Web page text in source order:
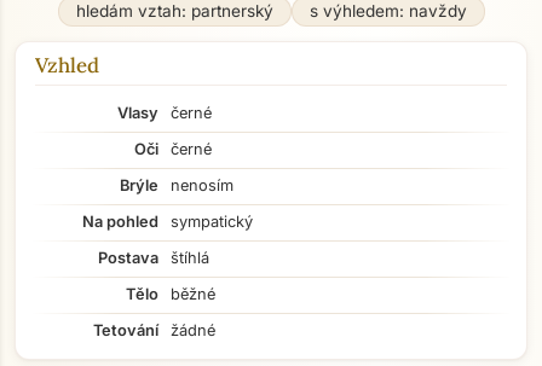
hledám vztah: partnerský
s výhledem: navždy
Vzhled
Vlasy
černé
Oči
černé
Brýle
nenosím
Na pohled
sympatický
Postava
štíhlá
Tělo
běžné
Tetování
žádné